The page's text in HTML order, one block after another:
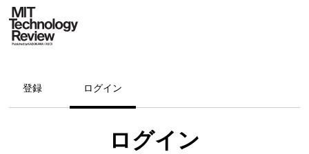
登録 ログイン
ログイン